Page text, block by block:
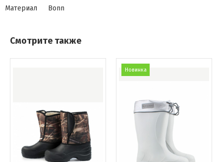
Материал
Bonn
Смотрите также
Новинка